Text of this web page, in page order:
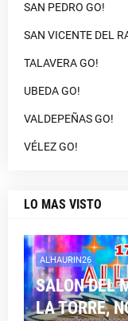
SAN PEDRO GO!
SAN VICENTE DEL
TALAVERA GO!
UBEDA GO!
VALDEPEÑAS GO!
VÉLEZ GO!
LO MAS VISTO
ALHAURIN26
SALON DEL
LA TORRE,